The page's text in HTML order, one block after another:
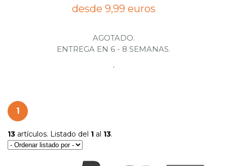
desde 9,99 euros
AGOTADO.
ENTREGA EN 6 - 8 SEMANAS.
.
1
13 artículos. Listado del 1 al 13.